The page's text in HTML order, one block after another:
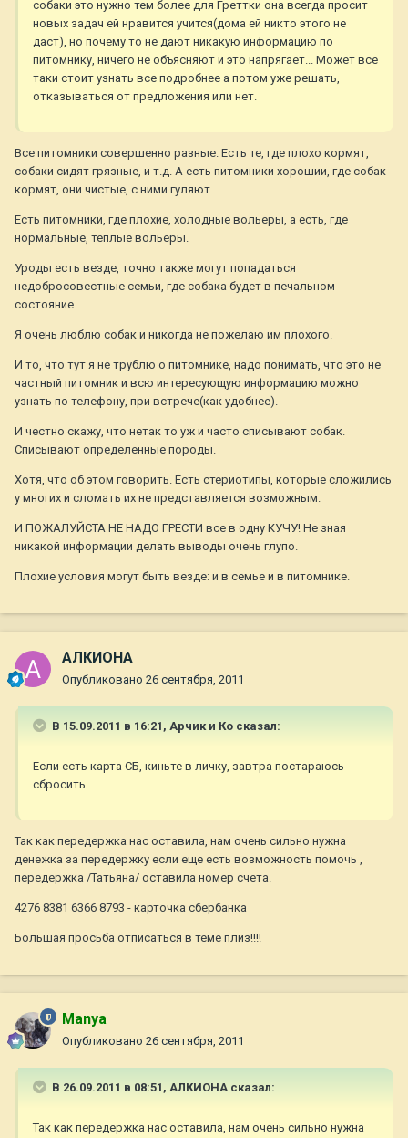
собаки это нужно тем более для Греттки она всегда просит
новых задач ей нравится учится(дома ей никто этого не
даст), но почему то не дают никакую информацию по
питомнику, ничего не объясняют и это напрягает... Может все
таки стоит узнать все подробнее а потом уже решать,
отказываться от предложения или нет.
Все питомники совершенно разные. Есть те, где плохо кормят,
собаки сидят грязные, и т.д. А есть питомники хорошии, где собак
кормят, они чистые, с ними гуляют.
Есть питомники, где плохие, холодные вольеры, а есть, где
нормальные, теплые вольеры.
Уроды есть везде, точно также могут попадаться
недобросовестные семьи, где собака будет в печальном
состояние.
Я очень люблю собак и никогда не пожелаю им плохого.
И то, что тут я не трублю о питомнике, надо понимать, что это не
частный питомник и всю интересующую информацию можно
узнать по телефону, при встрече(как удобнее).
И честно скажу, что нетак то уж и часто списывают собак.
Списывают определенные породы.
Хотя, что об этом говорить. Есть стериотипы, которые сложились
у многих и сломать их не представляется возможным.
И ПОЖАЛУЙСТА НЕ НАДО ГРЕСТИ все в одну КУЧУ! Не зная
никакой информации делать выводы очень глупо.
Плохие условия могут быть везде: и в семье и в питомнике.
АЛКИОНА
Опубликовано 26 сентября, 2011
В 15.09.2011 в 16:21, Арчик и Ко сказал:
Если есть карта СБ, киньте в личку, завтра постараюсь
сбросить.
Так как передержка нас оставила, нам очень сильно нужна
денежка за передержку если еще есть возможность помочь ,
передержка /Татьяна/ оставила номер счета.
4276 8381 6366 8793 - карточка сбербанка
Большая просьба отписаться в теме плиз!!!!
Manya
Опубликовано 26 сентября, 2011
В 26.09.2011 в 08:51, АЛКИОНА сказал:
Так как передержка нас оставила, нам очень сильно нужна